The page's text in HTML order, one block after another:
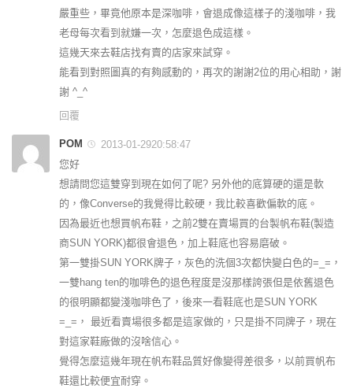
嚴重些，畢竟他原本是深咖啡，會退成像這樣子的淺咖啡，我
老母每次看到就嫌一次，怎麼退色成這樣。
這幾天來去鞋店找有賣的店家來試穿。
能看到對照圖真的有夠感動的，再次的謝謝2位的用心相助，謝
謝 ^_^
回覆
POM
2013-01-2920:58:47
您好
想請問您這雙穿到現在如何了呢? 另外他的底算硬的還是軟
的，像Converse的我覺得比較硬，我比較喜歡偏軟的底。
因為最近也想買帆布鞋，之前2雙在賣場買的台製帆布鞋(製造
商SUN YORK)都很會退色，加上鞋底也容易磨破。
第一雙掛SUN YORK牌子，灰色的洗個3次都快變白色的=_=，
一雙hang ten的咖啡色的退色程度是沒那樣誇張但是依舊退色
的很明顯都變淺咖啡色了，後來一看鞋底也是SUN YORK
=_=， 最近看賣場很多都是這家做的，只是掛不同牌子，現在
對這家鞋廠做的沒啥信心。
覺得怎麼這幾年現在帆布鞋品質好像變得差很多，以前買帆布
鞋還比較便宜耐穿。